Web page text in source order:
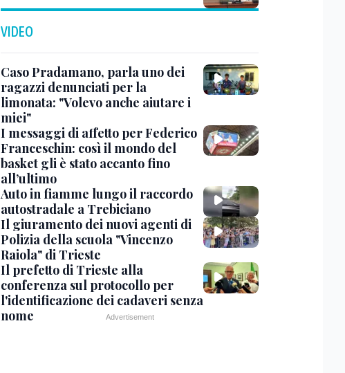
VIDEO
Caso Pradamano, parla uno dei
ragazzi denunciati per la
limonata: "Volevo anche aiutare i
miei"
I messaggi di affetto per Federico
Franceschin: così il mondo del
basket gli è stato accanto fino
all’ultimo
Auto in fiamme lungo il raccordo
autostradale a Trebiciano
Il giuramento dei nuovi agenti di
Polizia della scuola "Vincenzo
Raiola" di Trieste
Il prefetto di Trieste alla
conferenza sul protocollo per
l'identificazione dei cadaveri senza
nome